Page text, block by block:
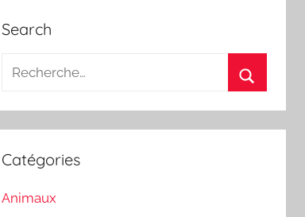
Search
Recherche
:
Catégories
Animaux